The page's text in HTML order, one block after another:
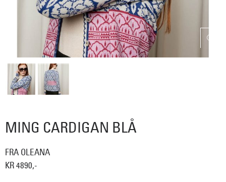
MING CARDIGAN BLÅ
FRA OLEANA
KR 4890,-